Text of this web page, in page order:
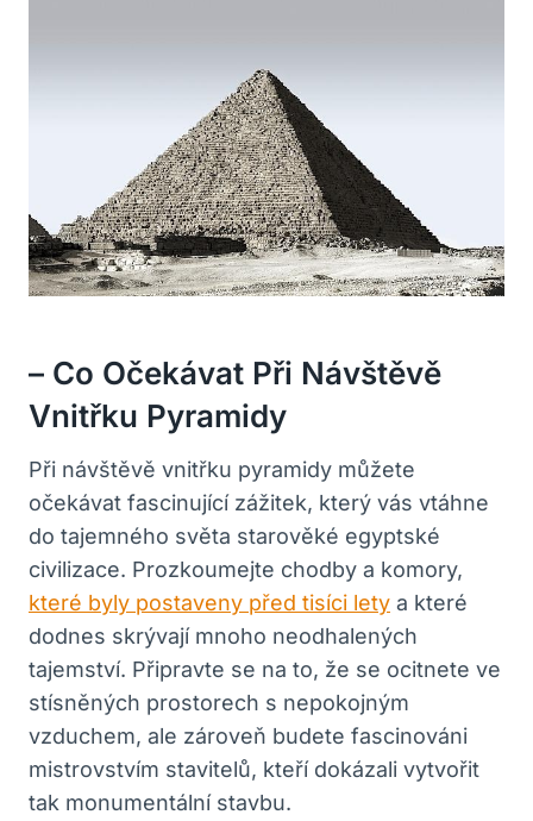
– Co Očekávat Při Návštěvě
Vnitřku Pyramidy
Při návštěvě vnitřku pyramidy můžete
očekávat fascinující zážitek, který vás vtáhne
do tajemného světa starověké egyptské
civilizace. Prozkoumejte chodby a komory,
které byly postaveny před tisíci lety a které
dodnes skrývají mnoho neodhalených
tajemství. Připravte se na to, že se ocitnete ve
stísněných prostorech s nepokojným
vzduchem, ale zároveň budete fascinováni
mistrovstvím stavitelů, kteří dokázali vytvořit
tak monumentální stavbu.